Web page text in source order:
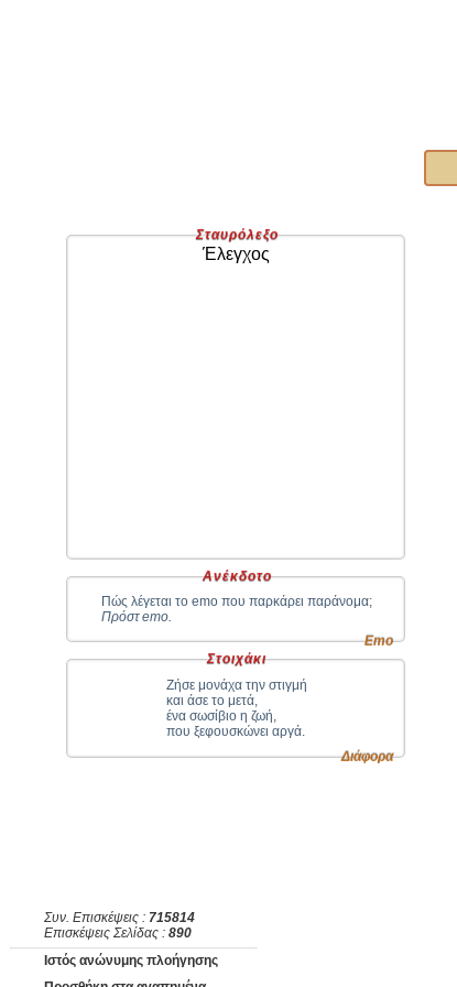
Σταυρόλεξο
Έλεγχος
Ανέκδοτο
Emo
Πώς λέγεται το emo που παρκάρει παράνομα;
Πρόστ emo.
Στοιχάκι
Διάφορα
Ζήσε μονάχα την στιγμή
και άσε το μετά,
ένα σωσίβιο η ζωή,
που ξεφουσκώνει αργά.
Συν. Επισκέψεις : 715814
Επισκέψεις Σελίδας : 890
Ιστός ανώνυμης πλοήγησης